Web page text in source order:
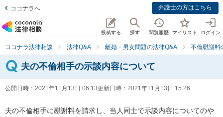
ココナラへ 弁護士の方はこちら
投稿する 探す 閲覧履歴 マイリスト ログイン
ココナラ法律相談 法律Q&A 離婚・男女問題の法律Q&A 不倫慰謝料
夫の不倫相手の示談内容について
公開日時： 2021年11月13日 06:13更新日時： 2021年11月13日 15:26
夫の不倫相手に慰謝料を請求し、当人同士で示談内容についてのや